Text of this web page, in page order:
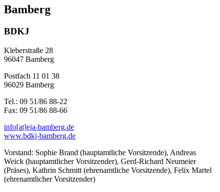
Bamberg
BDKJ
Kleberstraße 28
96047 Bamberg
Postfach 11 01 38
96029 Bamberg
Tel.: 09 51/86 88-22
Fax: 09 51/86 88-66
info[at]eja-bamberg.de
www.bdkj-bamberg.de
Vorstand: Sophie Brand (hauptamtliche Vorsitzende), Andreas
Weick (hauptamtlicher Vorsitzender), Gerd-Richard Neumeier
(Präses), Kathrin Schmitt (ehrenamtliche Vorsitzende), Felix Martel
(ehrenamtlicher Vorsitzender)